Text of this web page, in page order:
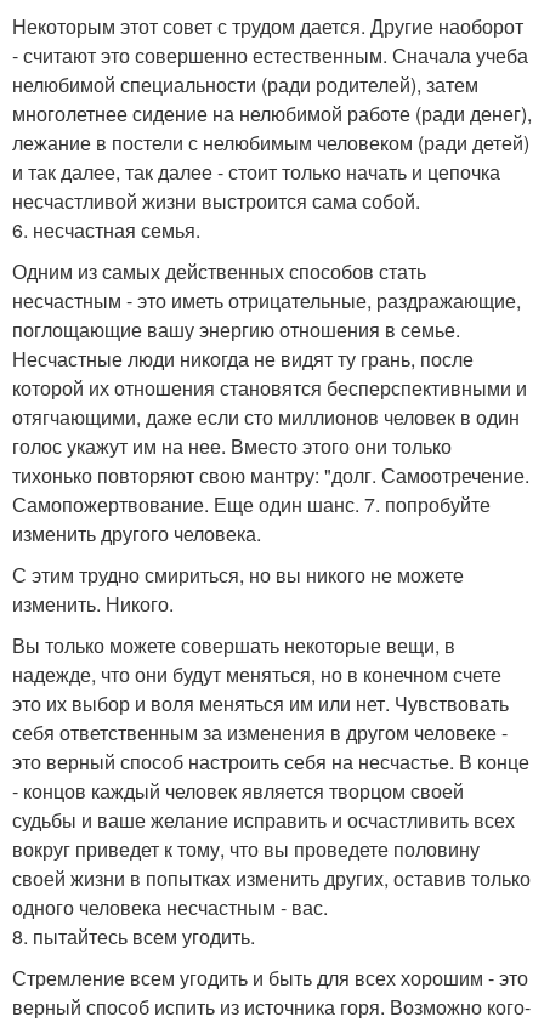
Некоторым этот совет с трудом дается. Другие наоборот
- считают это совершенно естественным. Сначала учеба
нелюбимой специальности (ради родителей), затем
многолетнее сидение на нелюбимой работе (ради денег),
лежание в постели с нелюбимым человеком (ради детей)
и так далее, так далее - стоит только начать и цепочка
несчастливой жизни выстроится сама собой.
6. несчастная семья.
Одним из самых действенных способов стать
несчастным - это иметь отрицательные, раздражающие,
поглощающие вашу энергию отношения в семье.
Несчастные люди никогда не видят ту грань, после
которой их отношения становятся бесперспективными и
отягчающими, даже если сто миллионов человек в один
голос укажут им на нее. Вместо этого они только
тихонько повторяют свою мантру: "долг. Самоотречение.
Самопожертвование. Еще один шанс. 7. попробуйте
изменить другого человека.
С этим трудно смириться, но вы никого не можете
изменить. Никого.
Вы только можете совершать некоторые вещи, в
надежде, что они будут меняться, но в конечном счете
это их выбор и воля меняться им или нет. Чувствовать
себя ответственным за изменения в другом человеке -
это верный способ настроить себя на несчастье. В конце
- концов каждый человек является творцом своей
судьбы и ваше желание исправить и осчастливить всех
вокруг приведет к тому, что вы проведете половину
своей жизни в попытках изменить других, оставив только
одного человека несчастным - вас.
8. пытайтесь всем угодить.
Стремление всем угодить и быть для всех хорошим - это
верный способ испить из источника горя. Возможно кого-